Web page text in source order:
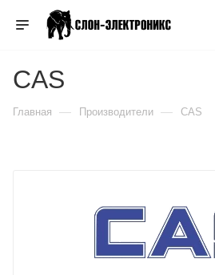
CAS
Главная — Производители — CAS